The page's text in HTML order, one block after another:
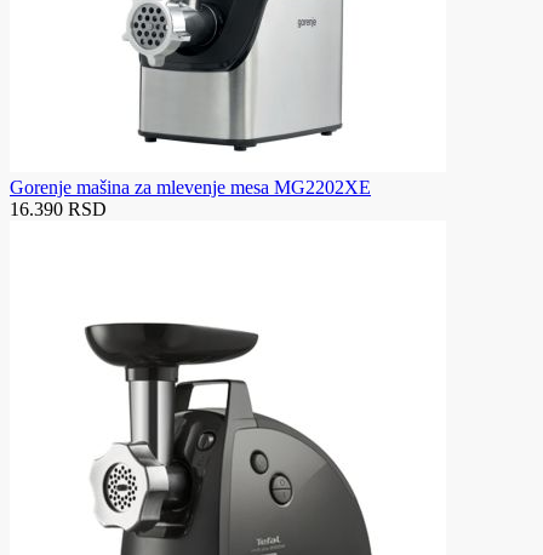
Gorenje mašina za mlevenje mesa MG2202XE
16.390 RSD